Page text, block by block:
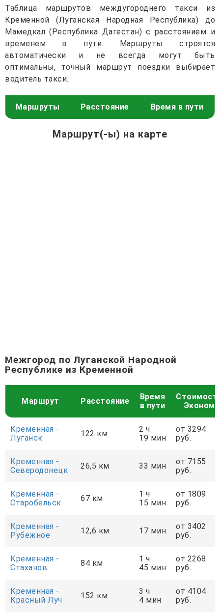
Таблица маршрутов междугороднего такси из
Кременной (Луганская Народная Республика) до
Мамедкал (Республика Дагестан) с расстоянием и
временем в пути. Маршруты строятся
автоматически и не всегда могут быть
оптимальны, точный маршрут поездки выбирает
водитель такси.
Маршруты Расстояние Время в пути
Маршрут(-ы) на карте
Межгород по Луганской Народной
Республике из Кременной
Маршрут Расстояние
Время
в пути
Эконом
Кременная -
Луганск
122 км
2 ч
19 мин
от 3294
руб.
Кременная -
Северодонецк
26,5 км 33 мин
от 7155
руб.
Кременная -
Старобельск
67 км
1 ч
15 мин
от 1809
руб.
Кременная -
Рубежное
12,6 км 17 мин
от 3402
руб.
Кременная -
Стаханов
84 км
1 ч
45 мин
от 2268
руб.
Кременная -
Красный Луч
152 км
3 ч
4 мин
от 4104
руб.